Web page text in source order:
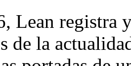
Lean registra
de la